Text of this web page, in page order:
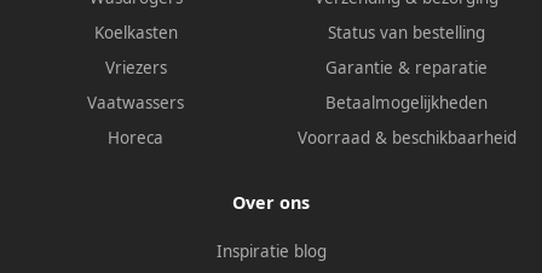
Koelkasten
Vriezers
Vaatwassers
Horeca
Status van bestelling
Garantie & reparatie
Betaalmogelijkheden
Voorraad & beschikbaarheid
Over ons
Inspiratie blog